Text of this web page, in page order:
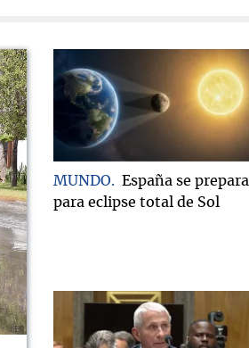
MUNDO
España se prepara
para eclipse total de Sol